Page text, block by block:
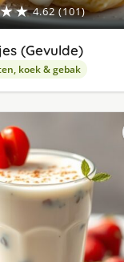
4.62 (101)
(Gevulde)
koek & gebak